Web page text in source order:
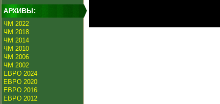
АРХИВЫ:
ЧМ 2022
ЧМ 2018
ЧМ 2014
ЧМ 2010
ЧМ 2006
ЧМ 2002
ЕВРО 2024
ЕВРО 2020
ЕВРО 2016
ЕВРО 2012